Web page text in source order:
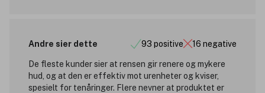
Andre sier dette 93 positive 16 negative
De fleste kunder sier at rensen gir renere og mykere
hud, og at den er effektiv mot urenheter og kviser,
spesielt for tenåringer. Flere nevner at produktet er